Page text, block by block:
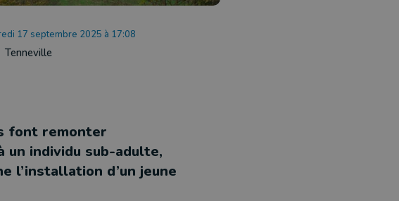
17 septembre 2025 à 17:08
Tenneville
font remonter
un individu sub-adulte,
l’installation d’un jeune